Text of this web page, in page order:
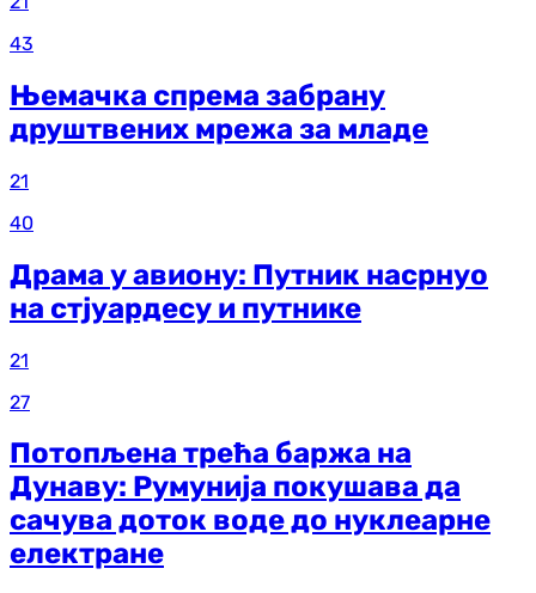
43
Њемачка спрема забрану
друштвених мрежа за младе
21
40
Драма у авиону: Путник насрнуо
на стјуардесу и путнике
21
27
Потопљена трећа баржа на
Дунаву: Румунија покушава да
сачува доток воде до нуклеарне
електране